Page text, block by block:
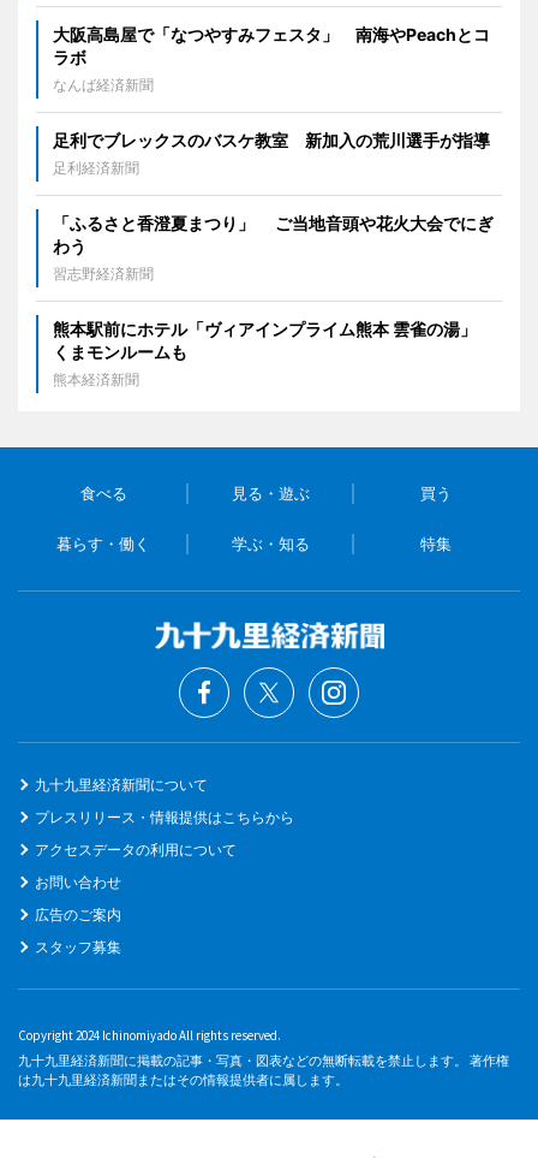
大阪高島屋で「なつやすみフェスタ」 南海やPeachとコ
ラボ
なんば経済新聞
足利でブレックスのバスケ教室 新加入の荒川選手が指導
足利経済新聞
「ふるさと香澄夏まつり」 ご当地音頭や花火大会でにぎ
わう
習志野経済新聞
熊本駅前にホテル「ヴィアインプライム熊本 雲雀の湯」
くまモンルームも
熊本経済新聞
食べる 見る・遊ぶ 買う
暮らす・働く 学ぶ・知る 特集
九十九里経済新聞について
プレスリリース・情報提供はこちらから
アクセスデータの利用について
お問い合わせ
広告のご案内
スタッフ募集
Copyright 2024 Ichinomiyado All rights reserved.
九十九里経済新聞に掲載の記事・写真・図表などの無断転載を禁止します。 著作権
は九十九里経済新聞またはその情報提供者に属します。